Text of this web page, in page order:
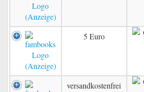
5 Euro
versandkostenfrei